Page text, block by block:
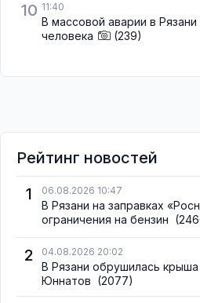
10 11:40
В массовой аварии в
человека
(239)
Рейтинг новостей
1
06.08.2026 10:47
В Рязани на заправках
ограничения на бензин
2 04.08.2026 20:02
В Рязани обрушилась
Юннатов (2077)